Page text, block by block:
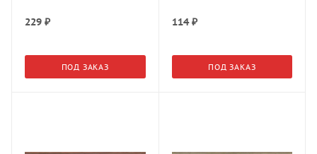
229 ₽
ПОД ЗАКАЗ
114₽
ПОД ЗАКАЗ